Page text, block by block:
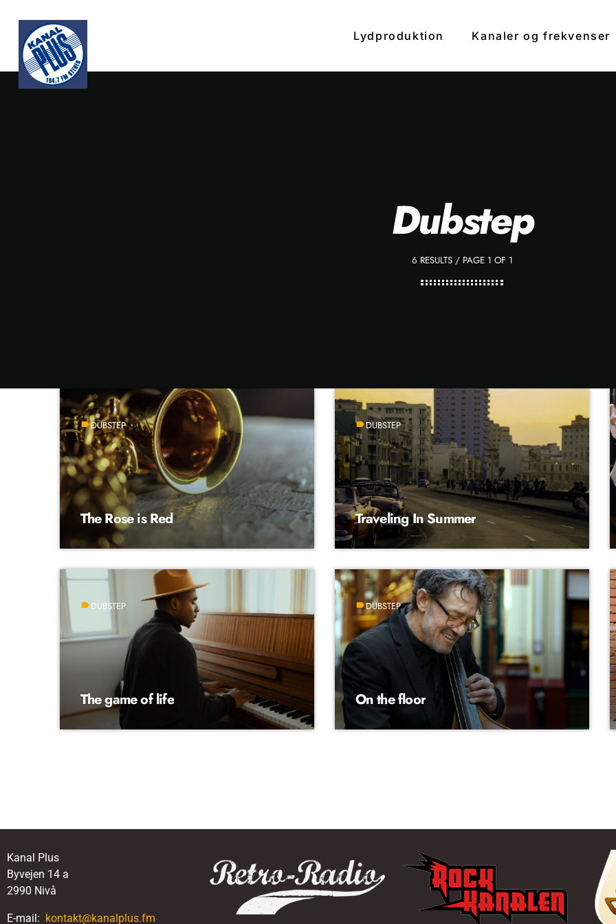
Lydproduktion Kanaler og frekvenser
close
Dubstep
6 RESULTS / PAGE 1 OF 1
labelDUBSTEP
The Rose is Red
label DUBSTEP
Traveling In Summer
label DUBSTEP
The game of life
labelDUBSTEP
On the floor
Kanal Plus
Byvejen 14 a
2990 Nivå
E-mail: kontakt@kanalplus.fm